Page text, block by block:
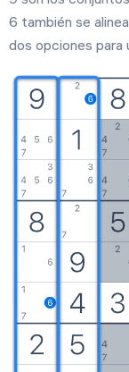
6 también se
dos opciones para